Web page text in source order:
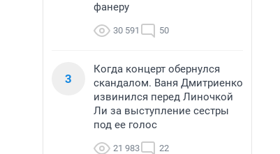
фанеру
30 591 50
3
Когда концерт обернулся
скандалом. Ваня Дмитриенко
извинился перед Линочкой
Ли за выступление сестры
под ее голос
21 983 22